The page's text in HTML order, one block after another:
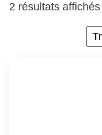
2 résultats affichés